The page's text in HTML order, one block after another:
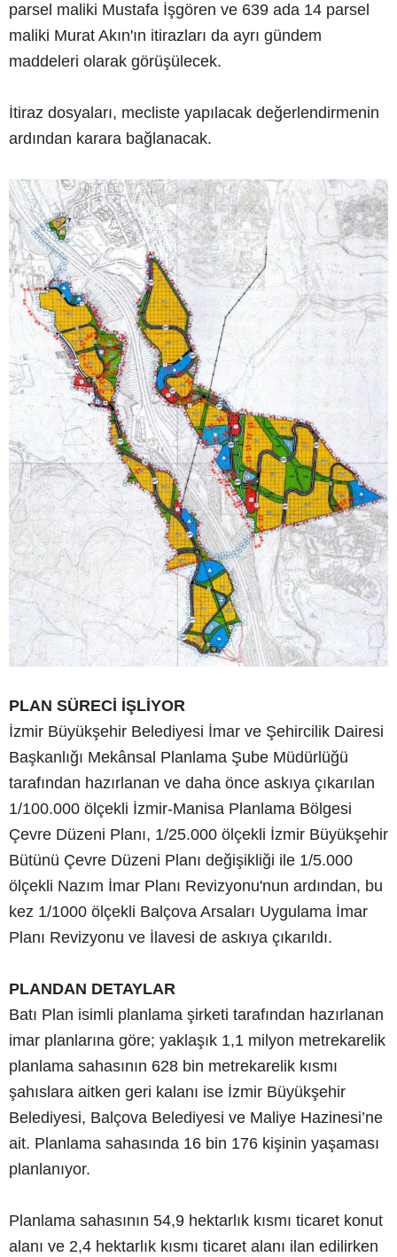
parsel maliki Mustafa İşgören ve 639 ada 14 parsel
maliki Murat Akın'ın itirazları da ayrı gündem
maddeleri olarak görüşülecek.
İtiraz dosyaları, mecliste yapılacak değerlendirmenin
ardından karara bağlanacak.
PLAN SÜRECİ İŞLİYOR
İzmir Büyükşehir Belediyesi İmar ve Şehircilik Dairesi
Başkanlığı Mekânsal Planlama Şube Müdürlüğü
tarafından hazırlanan ve daha önce askıya çıkarılan
1/100.000 ölçekli İzmir-Manisa Planlama Bölgesi
Çevre Düzeni Planı, 1/25.000 ölçekli İzmir Büyükşehir
Bütünü Çevre Düzeni Planı değişikliği ile 1/5.000
ölçekli Nazım İmar Planı Revizyonu'nun ardından, bu
kez 1/1000 ölçekli Balçova Arsaları Uygulama İmar
Planı Revizyonu ve İlavesi de askıya çıkarıldı.
PLANDAN DETAYLAR
Batı Plan isimli planlama şirketi tarafından hazırlanan
imar planlarına göre; yaklaşık 1,1 milyon metrekarelik
planlama sahasının 628 bin metrekarelik kısmı
şahıslara aitken geri kalanı ise İzmir Büyükşehir
Belediyesi, Balçova Belediyesi ve Maliye Hazinesi’ne
ait. Planlama sahasında 16 bin 176 kişinin yaşaması
planlanıyor.
Planlama sahasının 54,9 hektarlık kısmı ticaret konut
alanı ve 2,4 hektarlık kısmı ticaret alanı ilan edilirken